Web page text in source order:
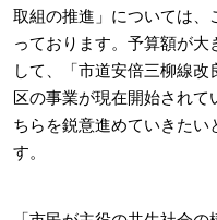
取組の推進」については、
っております。予算額が大
して、「市道安倍三柳線改
区の事業が現在開始されて
ちらを鋭意進めていきたい
す。